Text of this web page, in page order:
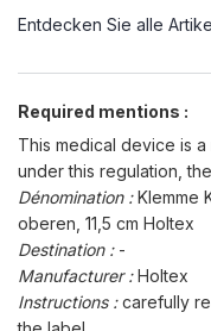
Entdecken Sie alle
Required mentions :
This medical device is
under this regulation,
Dénomination :Klemme
oberen, 11,5 cm Holtex
Destination : -
Manufacturer :Holtex
Instructions :carefully